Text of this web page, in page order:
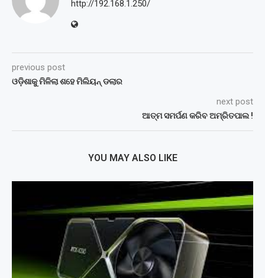
http://192.168.1.250/
previous post
ଓଡ଼ିଶାକୁ ମିଳିଲା ଶହେ ମିଲିୟନ୍ ଡଲାର
next post
ଆତ୍ମ ସମର୍ପଣ କରିବ ଅମ୍ରିତପାଲ !
YOU MAY ALSO LIKE